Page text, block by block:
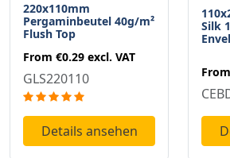
220x110mm
Pergaminbeutel 40g/m²
Flush Top
From €0.29 excl. VAT
GLS220110
Details ansehen
Silk
From